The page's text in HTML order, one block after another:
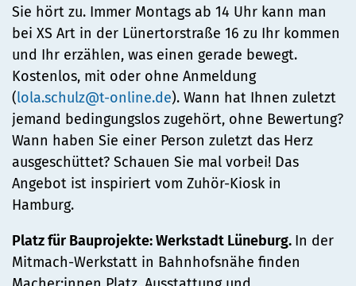
Sie hört zu. Immer Montags ab 14 Uhr kann man
bei XS Art in der Lünertorstraße 16 zu Ihr kommen
und Ihr erzählen, was einen gerade bewegt.
Kostenlos, mit oder ohne Anmeldung
(lola.schulz@t-online.de). Wann hat Ihnen zuletzt
jemand bedingungslos zugehört, ohne Bewertung?
Wann haben Sie einer Person zuletzt das Herz
ausgeschüttet? Schauen Sie mal vorbei! Das
Angebot ist inspiriert vom Zuhör-Kiosk in
Hamburg.
Platz für Bauprojekte: Werkstadt Lüneburg. In der
Mitmach-Werkstatt in Bahnhofsnähe finden